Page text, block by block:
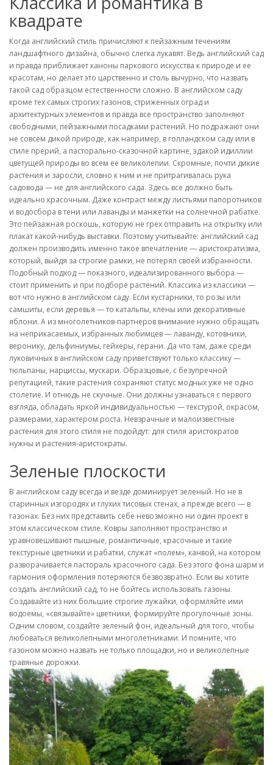
квадрате
Когда английский стиль причисляют к пейзажным течениям
ландшафтного дизайна, обычно слегка лукавят. Ведь английский сад
и правда приближает каноны паркового искусства к природе и ее
красотам, но делает это царственно и столь вычурно, что назвать
такой сад образцом естественности сложно. В английском саду
кроме тех самых строгих газонов, стриженных оград и
архитектурных элементов и правда все пространство заполняют
свободными, пейзажными посадками растений. Но подражают они
не совсем дикой природе, как например, в голландском саду или в
стиле прерий, а пасторально-сказочной картине, эдакой идиллии
цветущей природы во всем ее великолепии. Скромные, почти дикие
растения и заросли, словно к ним и не притрагивалась рука
садовода — не для английского сада. Здесь все должно быть
идеально красочным. Даже контраст между листьями папоротников
и водосбора в тени или лаванды и манжетки на солнечной рабатке.
Это пейзажная роскошь, которую не грех отправить на открытку или
плакат какой-нибудь выставки. Поэтому учитывайте: английский сад
должен производить именно такое впечатление — аристократизма,
который, выйдя за строгие рамки, не потерял своей избранности.
Подобный подход — показного, идеализированного выбора —
стоит применить и при подборе растений. Классика из классики —
вот что нужно в английском саду. Если кустарники, то розы или
самшиты, если деревья — то катальпы, клены или декоративные
яблони. А из многолетников-партнеров внимание нужно обращать
на неприкасаемых, избранных любимцев — лаванду, котовники,
веронику, дельфиниумы, гейхеры, герани. Да что там, даже среди
луковичных в английском саду приветствуют только классику —
тюльпаны, нарциссы, мускари. Образцовые, с безупречной
репутацией, такие растения сохраняют статус модных уже не одно
столетие. И отнюдь не скучные. Они должны узнаваться с первого
взгляда, обладать яркой индивидуальностью — текстурой, окрасом,
размерами, характером роста. Невзрачные и малоизвестные
растения для этого стиля не подойдут: для стиля аристократов
нужны и растения-аристократы.
Зеленые плоскости
В английском саду всегда и везде доминирует зеленый. Но не в
старинных изгородях и глухих тисовых стенах, а прежде всего — в
газонах. Без них представить себе невозможно ни один проект в
этом классическом стиле. Ковры заполняют пространство и
уравновешивают пышные, романтичные, красочные и такие
текстурные цветники и рабатки, служат «полем», канвой, на котором
разворачивается пастораль красочного сада. Без этого фона шарм и
гармония оформления потеряются безвозвратно. Если вы хотите
создать английский сад, то не бойтесь использовать газоны.
Создавайте из них большие строгие лужайки, оформляйте ими
водоемы, «связывайте» цветники, формируйте прогулочные зоны.
Одним словом, создайте зеленый фон, идеальный для того, чтобы
любоваться великолепными многолетниками. И помните, что
газоном можно назвать не только площадки, но и великолепные
травяные дорожки.